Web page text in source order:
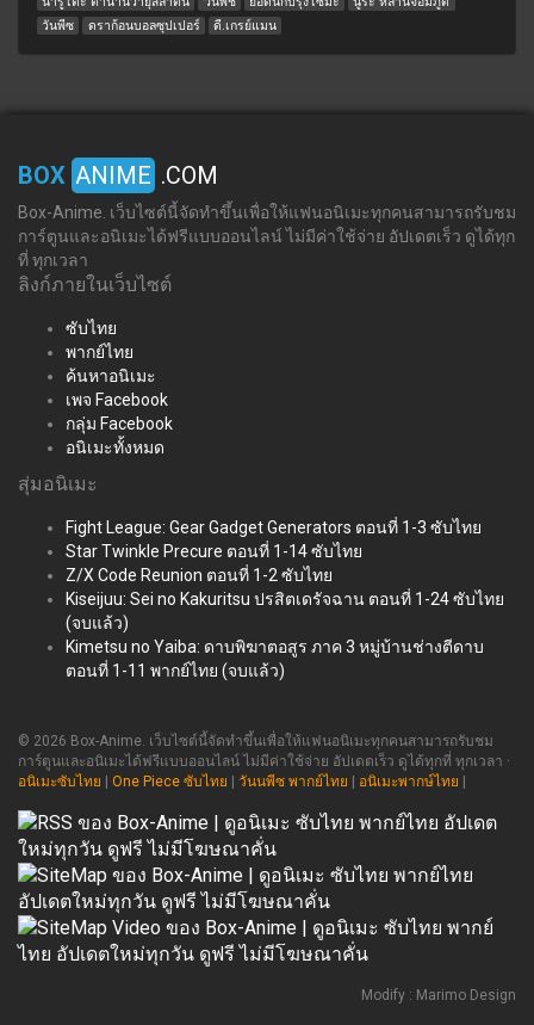
วันพีซ
ดราก้อนบอลซุปเปอร์ ดี.เกรย์แมน
BOX ANIME .COM
Box-Anime. เว็บไซต์นี้จัดทำขึ้นเพื่อให้แฟนอนิเมะทุกคนสามารถรับชม
การ์ตูนและอนิเมะได้ฟรีแบบออนไลน์ ไม่มีค่าใช้จ่าย อัปเดตเร็ว ดูได้ทุก
ที่ ทุกเวลา
ลิงก์ภายในเว็บไซต์
ซับไทย
พากย์ไทย
ค้นหาอนิเมะ
เพจ Facebook
กลุ่ม Facebook
อนิเมะทั้งหมด
สุ่มอนิเมะ
Fight League: Gear Gadget Generators ตอนที่ 1-3 ซับไทย
Star Twinkle Precure ตอนที่ 1-14 ซับไทย
Z/X Code Reunion ตอนที่ 1-2 ซับไทย
Kiseijuu: Sei no Kakuritsu ปรสิตเดรัจฉาน ตอนที่ 1-24 ซับไทย
(จบแล้ว)
Kimetsu no Yaiba: ดาบพิฆาตอสูร ภาค 3 หมู่บ้านช่างตีดาบ
ตอนที่ 1-11 พากย์ไทย (จบแล้ว)
© 2026 Box-Anime. เว็บไซต์นี้จัดทำขึ้นเพื่อให้แฟนอนิเมะทุกคนสามารถรับชม
การ์ตูนและอนิเมะได้ฟรีแบบออนไลน์ ไม่มีค่าใช้จ่าย อัปเดตเร็ว ดูได้ทุกที่ ทุกเวลา ·
อนิเมะซับไทย | One Piece ซับไทย | วันนพีซ พากย์ไทย | อนิเมะพากษ์ไทย |
Modify : Marimo Design